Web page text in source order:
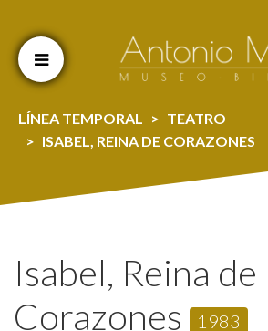
LÍNEA TEMPORAL
TEATRO
ISABEL, REINA DE CORAZONES
Isabel, Reina de
Corazones
1983